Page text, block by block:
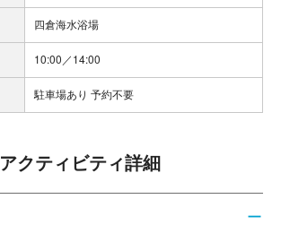
四倉海水浴場
10:00／14:00
駐車場あり 予約不要
アクティビティ詳細